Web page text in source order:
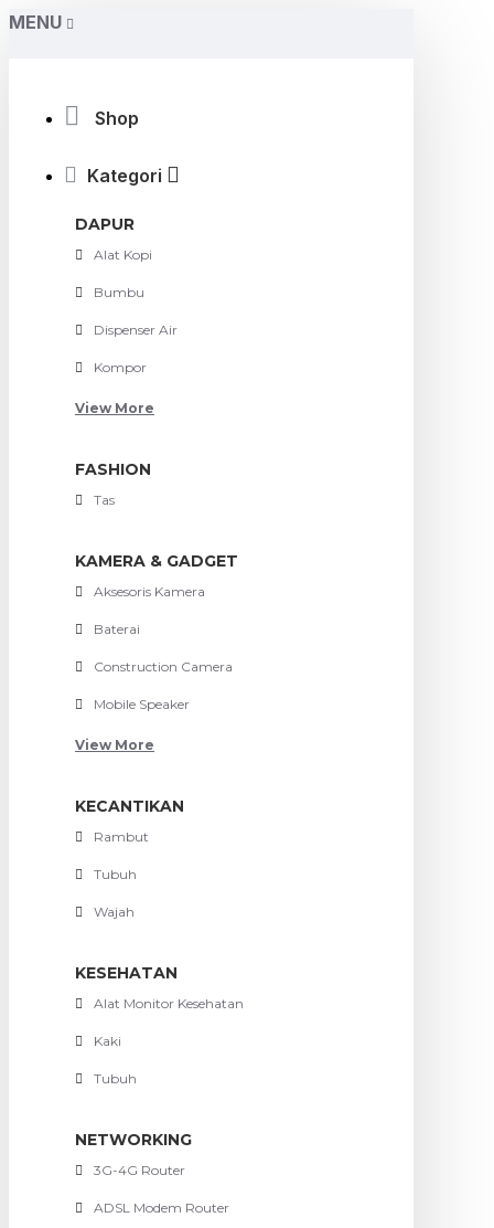
MENU
Shop
Kategori
DAPUR
Alat Kopi
Bumbu
Dispenser Air
Kompor
View More
FASHION
Tas
KAMERA & GADGET
Aksesoris Kamera
Baterai
Construction Camera
Mobile Speaker
View More
KECANTIKAN
Rambut
Tubuh
Wajah
KESEHATAN
Alat Monitor Kesehatan
Kaki
Tubuh
NETWORKING
3G-4G Router
ADSL Modem Router